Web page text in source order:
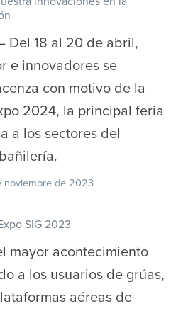
Del 18 al 20 de abril,
e innovadores se
con motivo de la
2024, la principal feria
a los sectores del
SIG 2023
noviembre de 2023
mayor acontecimiento
a los usuarios de grúas,
aéreas de